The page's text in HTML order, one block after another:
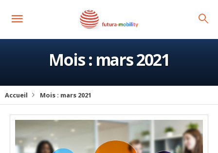
Mois :mars 2021
Accueil Mois : mars 2021